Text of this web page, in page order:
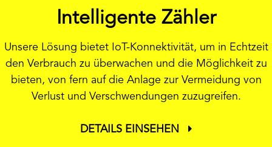
Intelligente Zähler
Unsere Lösung bietet IoT-Konnektivität, um in Echtzeit
den Verbrauch zu überwachen und die Möglichkeit zu
bieten, von fern auf die Anlage zur Vermeidung von
Verlust und Verschwendungen zuzugreifen.
DETAILS EINSEHEN